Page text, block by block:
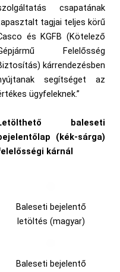
csapatának
tagjai teljes körű
és KGFB (Kötelező
Felelősség
kárrendezésben
segítséget az
ügyfeleknek.”
baleseti
(kék-sárga)
kárnál
Baleseti bejelentő
letöltés (magyar)
Baleseti bejelentő